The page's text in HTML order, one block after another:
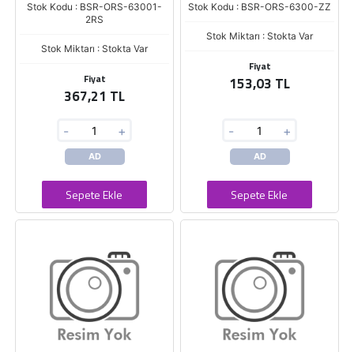
Stok Kodu : BSR-ORS-63001-
2RS
Stok Miktarı : Stokta Var
Fiyat
367,21 TL
- +
AD
Sepete Ekle
Stok Kodu : BSR-ORS-6300-ZZ
Stok Miktarı : Stokta Var
Fiyat
153,03 TL
- +
AD
Sepete Ekle